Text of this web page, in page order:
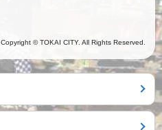
Copyright © TOKAI CITY. All Rights Reserved.